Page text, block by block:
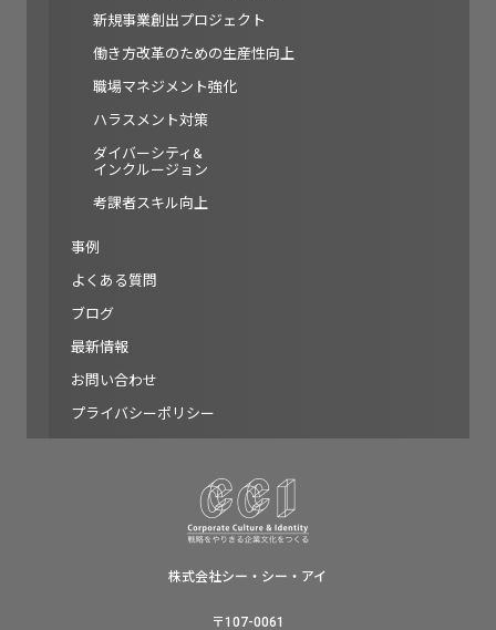
新規事業創出プロジェクト
働き方改革のための生産性向上
職場マネジメント強化
ハラスメント対策
ダイバーシティ&
インクルージョン
考課者スキル向上
事例
よくある質問
ブログ
最新情報
お問い合わせ
プライバシーポリシー
株式会社シー・シー・アイ
〒107-0061